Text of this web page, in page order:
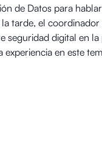
de Datos para
tarde, el
seguridad digital en
en este